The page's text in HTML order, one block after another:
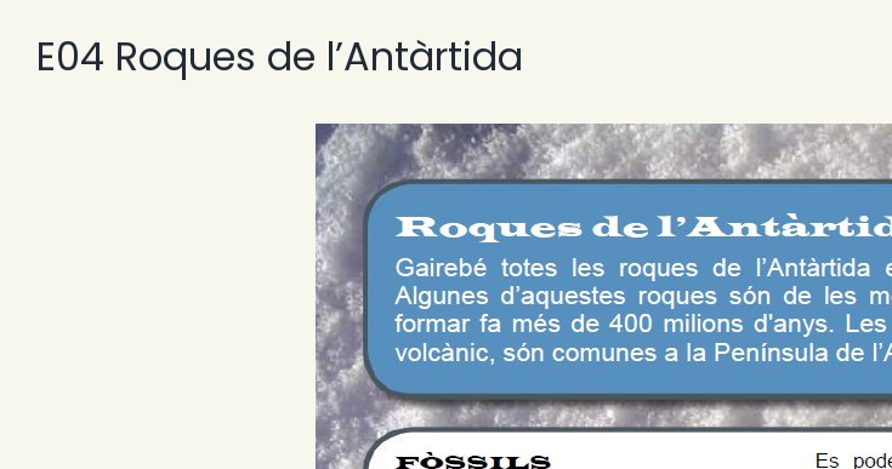
E04 Roques de l’Antàrtida